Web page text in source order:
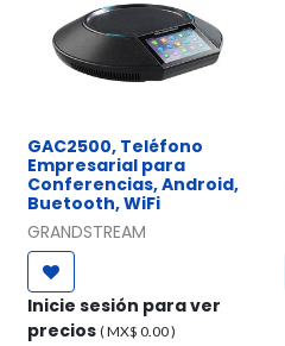
GAC2500, Teléfono
Empresarial para
Conferencias, Android,
Buetooth, WiFi
GRANDSTREAM
Inicie sesión para ver
precios ( MX$ 0.00)